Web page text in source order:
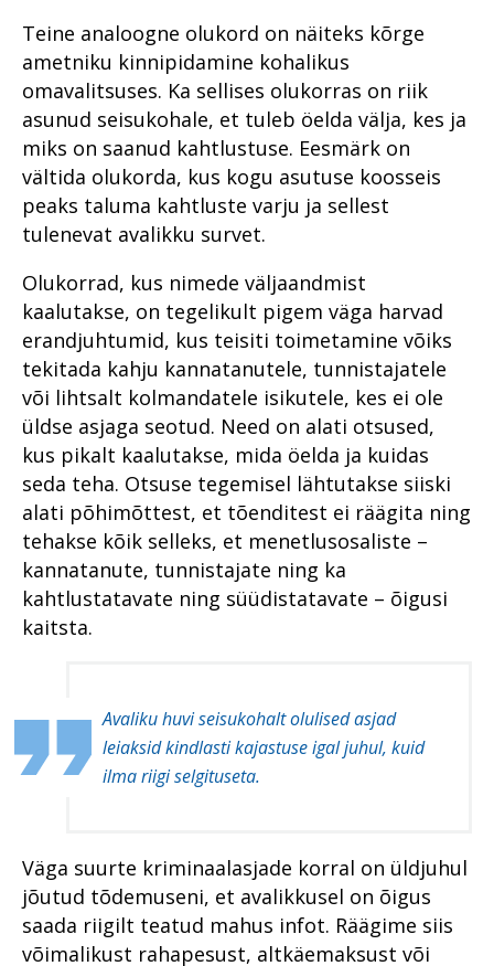
Kannatanu kohtlemine
kriminaalmenetluses
Menetlusökonoomia
põhimõtted
Pärnu pilootprojekti
õppetunnid
Alaealiste õigusrikkujate
100. sünnipäeva tähistamine
kestis kogu aasta
Prokuratuur kõrvaltvaataja
pilguga
Prokuratuur tunnustab
Personalitöö
Põhja ringkonnaprokuratuur
Viru ringkonnaprokuratuur
Lõuna ringkonnaprokuratuur
Lääne ringkonnaprokuratuur
järelevalveosakonnas
Prokuratuuri aasta numbrites
Prokuratuuri aastaraamat
2017
Ühenda prokurör tema
Lääne Ringkonnaprokuratuur
Süüdistusosakond
Järelevalveosakond
Jälitus ja ekspertiisid
Eesti fentanüülituru tõusud ja
langused
prokuröri selja taga riik
Prokuröri avakõne kui
„noateral kõndimine“
Sõna "tingimisi" kuulevad
roolijoodikud üha harvem
Inna Ombler: on spioone, kes
kinnipidamisest kergendust
tunnevad
Millest räägivad
õigeksmõistvad
kohtuotsused?
Laiaulatusliku vargusteahela
väljakutse
Juhuslik vihje viis südametu
Prokuratuuri personalitöö
Rahvusvaheline koostöö
Prokuratuuri panus
Järelevalveosakond
Aasta prokurör ja aasta
ametnik
Prokuratuuri tegevuse
ülevaade 2016. aastal
Prokurör ja avalikkus
Prokuratuuri personalitöö
Teine analoogne olukord on näiteks kõrge
ametniku kinnipidamine kohalikus
omavalitsuses. Ka sellises olukorras on riik
asunud seisukohale, et tuleb öelda välja, kes ja
miks on saanud kahtlustuse. Eesmärk on
vältida olukorda, kus kogu asutuse koosseis
peaks taluma kahtluste varju ja sellest
tulenevat avalikku survet.
Olukorrad, kus nimede väljaandmist
kaalutakse, on tegelikult pigem väga harvad
erandjuhtumid, kus teisiti toimetamine võiks
tekitada kahju kannatanutele, tunnistajatele
või lihtsalt kolmandatele isikutele, kes ei ole
üldse asjaga seotud. Need on alati otsused,
kus pikalt kaalutakse, mida öelda ja kuidas
seda teha. Otsuse tegemisel lähtutakse siiski
alati põhimõttest, et tõenditest ei räägita ning
tehakse kõik selleks, et menetlusosaliste –
kannatanute, tunnistajate ning ka
kahtlustatavate ning süüdistatavate – õigusi
kaitsta.
Avaliku huvi seisukohalt olulised asjad
leiaksid kindlasti kajastuse igal juhul, kuid
ilma riigi selgituseta.
Väga suurte kriminaalasjade korral on üldjuhul
jõutud tõdemuseni, et avalikkusel on õigus
saada riigilt teatud mahus infot. Räägime siis
võimalikust rahapesust, altkäemaksust või